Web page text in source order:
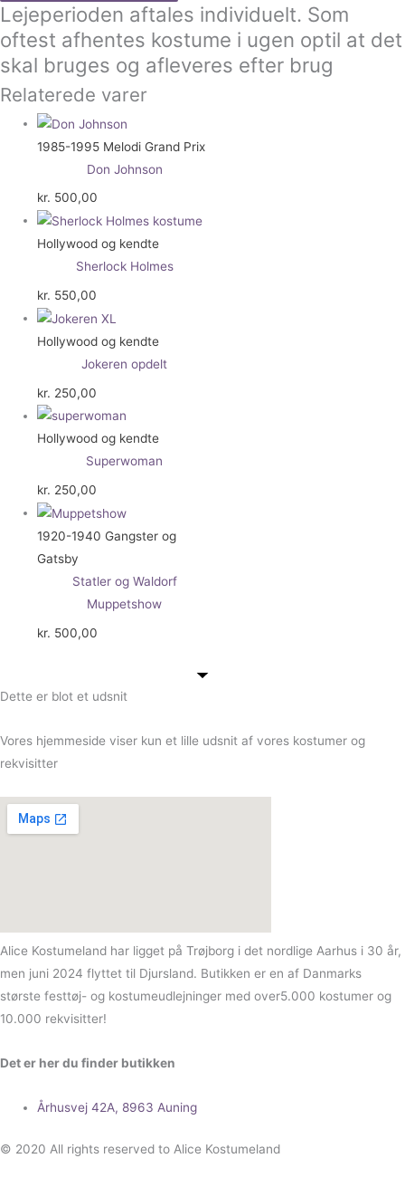
Lejeperioden aftales individuelt. Som
oftest afhentes kostume i ugen optil at det
skal bruges og afleveres efter brug
Relaterede varer
1985-1995 Melodi Grand Prix
Don Johnson
kr. 500,00
Hollywood og kendte
Sherlock Holmes
kr. 550,00
Hollywood og kendte
Jokeren opdelt
kr. 250,00
Hollywood og kendte
Superwoman
kr. 250,00
1920-1940 Gangster og
Gatsby
Statler og Waldorf
Muppetshow
kr. 500,00
Dette er blot et udsnit
Vores hjemmeside viser kun et lille udsnit af vores kostumer og
rekvisitter
Alice Kostumeland har ligget på Trøjborg i det nordlige Aarhus i 30 år,
men juni 2024 flyttet til Djursland. Butikken er en af Danmarks
største festtøj- og kostumeudlejninger med over5.000 kostumer og
10.000 rekvisitter!
Det er her du finder butikken
Århusvej 42A, 8963 Auning
© 2020 All rights reserved to Alice Kostumeland